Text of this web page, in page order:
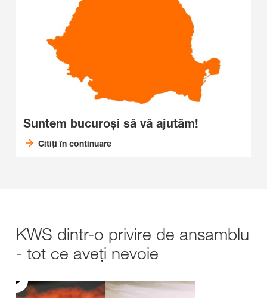
Suntem bucuroși să vă ajutăm!
Citiți în continuare
KWS dintr-o privire de ansamblu
- tot ce aveți nevoie